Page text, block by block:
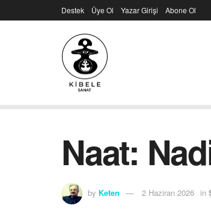
Destek Üye Ol Yazar Girişi Abone Ol
Naat:
by Keten 2 Haziran 2026 in